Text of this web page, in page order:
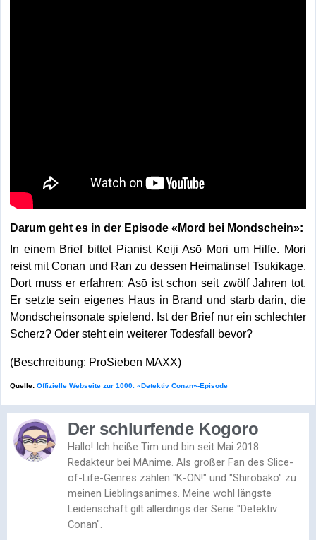
Darum geht es in der Episode «Mord bei Mondschein»:
In einem Brief bittet Pianist Keiji Asō Mori um Hilfe. Mori
reist mit Conan und Ran zu dessen Heimatinsel Tsukikage.
Dort muss er erfahren: Asō ist schon seit zwölf Jahren tot.
Er setzte sein eigenes Haus in Brand und starb darin, die
Mondscheinsonate spielend. Ist der Brief nur ein schlechter
Scherz? Oder steht ein weiterer Todesfall bevor?
(Beschreibung: ProSieben MAXX)
Quelle: Offizielle Webseite zur 1000. «Detektiv Conan»-Episode
Der schlurfende Kogoro
Hallo! Ich heiße Tim und bin seit Mai 2018
Redakteur bei MAnime. Als großer Fan des Slice-
of-Life-Genres zählen "K-ON!" und "Shirobako" zu
meinen Lieblingsanimes. Meine wohl längste
Leidenschaft gilt allerdings der Serie "Detektiv
Conan".